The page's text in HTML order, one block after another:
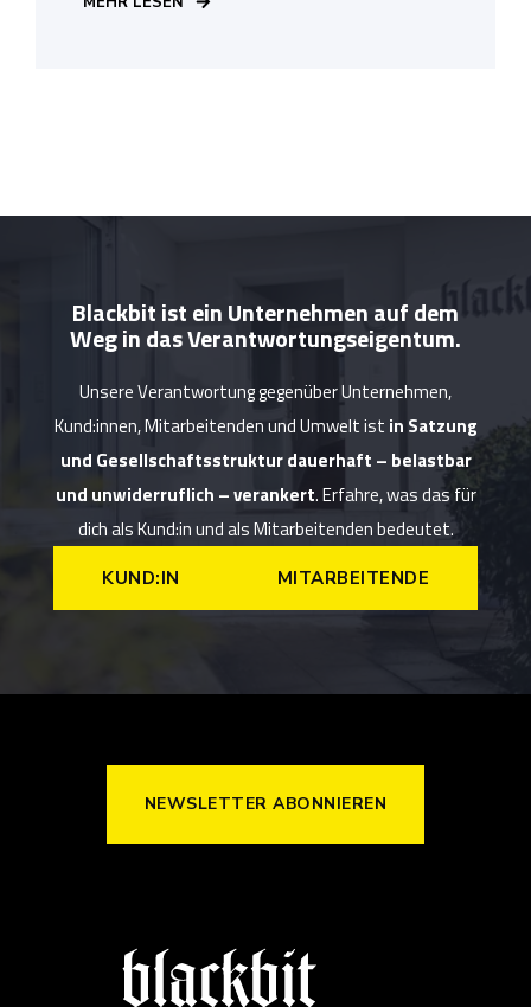
Blackbit ist ein Unternehmen auf dem
Weg in das Verantwortungseigentum.
Unsere Verantwortung gegenüber Unternehmen,
Kund:innen, Mitarbeitenden und Umwelt ist in Satzung
und Gesellschaftsstruktur dauerhaft – belastbar
und unwiderruflich – verankert. Erfahre, was das für
dich als Kund:in und als Mitarbeitenden bedeutet.
KUND:IN MITARBEITENDE
NEWSLETTER ABONNIEREN